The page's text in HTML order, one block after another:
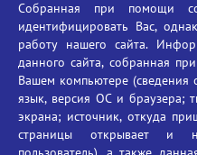
Противодействие угрозам
Социальные ролики - Генеральная
Противодействие коррупции
БГУ против наркотиков
Брянский
имени
Собранная при помощи
идентифицировать Вас,
работу нашего сайта.
данного сайта, собранная
Вашем компьютере (сведения
язык, версия ОС и браузера;
экрана; источник, откуда
страницы открывает и